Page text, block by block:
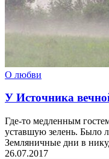
О любви
У Источника
Где-то медленным
уставшую зелень. Было
Земляничные дни в
26.07.2017